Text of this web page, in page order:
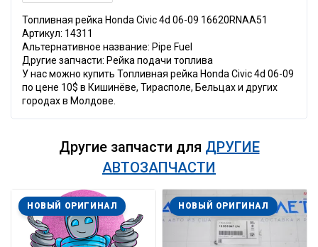
Топливная рейка Honda Civic 4d 06-09 16620RNAA51
Артикул: 14311
Альтернативное название: Pipe Fuel
Другие запчасти: Рейка подачи топлива
У нас можно купить Топливная рейка Honda Civic 4d 06-09
по цене 10$ в Кишинёве, Тирасполе, Бельцах и других
городах в Молдове.
Другие запчасти для ДРУГИЕ
АВТОЗАПЧАСТИ
НОВЫЙ ОРИГИНАЛ НОВЫЙ ОРИГИНАЛ